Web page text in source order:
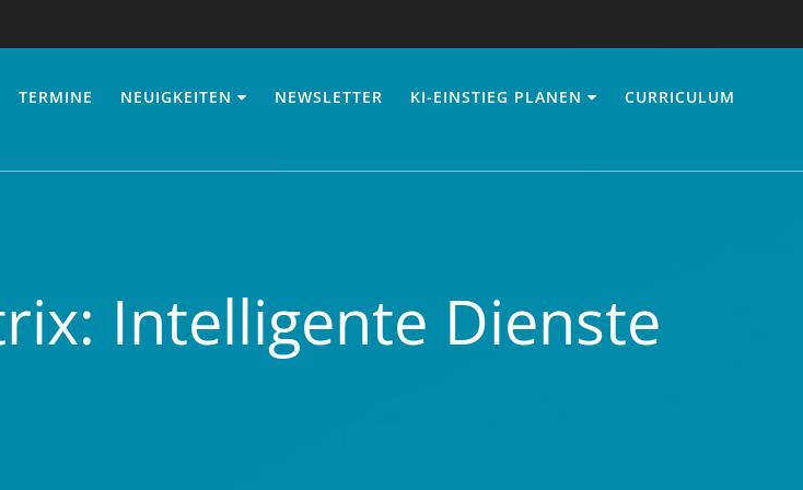
TERMINE NEUIGKEITEN NEWSLETTER KI-EINSTIEG PLANEN CURRICULUM
Intelligente Dienste